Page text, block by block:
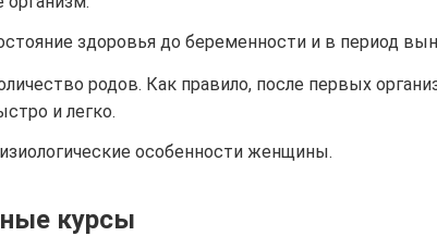
здоровья до беременности и в период
родов. Как правило, после первых
и легко.
особенности женщины.
курсы